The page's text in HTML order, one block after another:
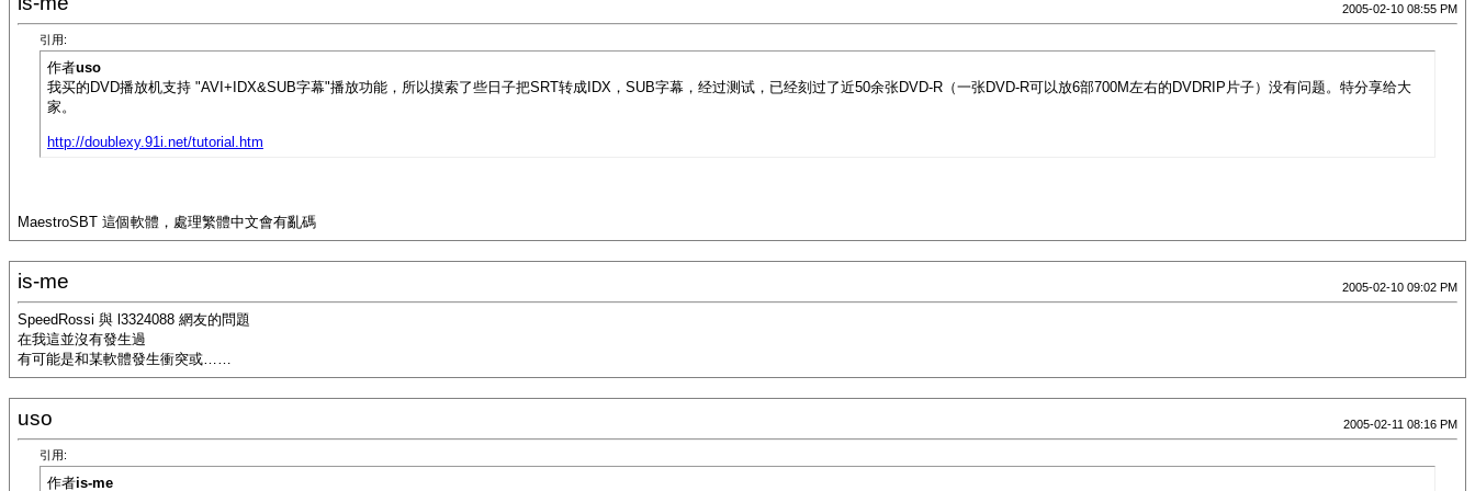
2005-02-10 08:55 PM
引用:
作者uso
我买的DVD播放机支持 "AVI+IDX&SUB字幕"播放功能，所以摸索了些日子把SRT转成IDX，SUB字幕，经过测试，已经刻过了近50余张DVD-R（一张DVD-R可以放6部700M左右的DVDRIP片子）没有问题。特分享给大
家。
http://doublexy.91i.net/tutorial.htm
MaestroSBT 這個軟體，處理繁體中文會有亂碼
is-me 2005-02-10 09:02 PM
SpeedRossi 與 l3324088 網友的問題
在我這並沒有發生過
有可能是和某軟體發生衝突或……
uso 2005-02-11 08:16 PM
引用:
作者is-me